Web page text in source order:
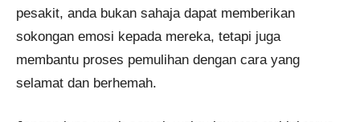
pesakit, anda bukan sahaja dapat memberikan
sokongan emosi kepada mereka, tetapi juga
membantu proses pemulihan dengan cara yang
selamat dan berhemah.